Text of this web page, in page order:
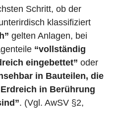
Schritt, ob der
klassifiziert
gelten Anlagen, bei
“vollständig
eingebettet” oder
in Bauteilen, die
in Berührung
. (Vgl. AwSV §2,